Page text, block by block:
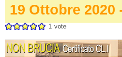
19 Ottobre 2020
1 vote